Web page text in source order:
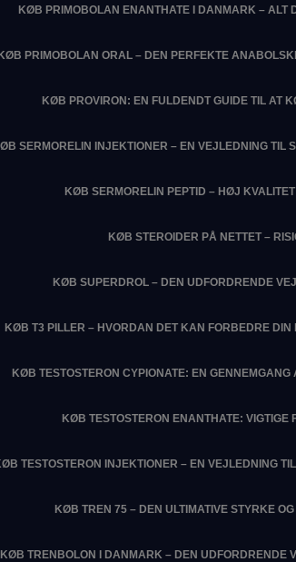
KØB PRIMOBOLAN ENANTHATE I DANMARK – ALT
PRIMOBOLAN ORAL – DEN PERFEKTE
KØB PROVIRON: EN FULDENDT GUIDE TIL AT
SERMORELIN INJEKTIONER – EN VEJLEDNING TIL
KØB SERMORELIN PEPTID – HØJ
KØB STEROIDER PÅ NETTET –
KØB SUPERDROL – DEN UDFORDRENDE
KØB T3 PILLER – HVORDAN DET KAN FORBEDRE
KØB TESTOSTERON CYPIONATE: EN
KØB TESTOSTERON ENANTHATE: VIGTIGE
TESTOSTERON INJEKTIONER – EN VEJLEDNING
KØB TREN 75 – DEN ULTIMATIVE STYRKE
KØB TRENBOLON I DANMARK – DEN UDFORDRENDE